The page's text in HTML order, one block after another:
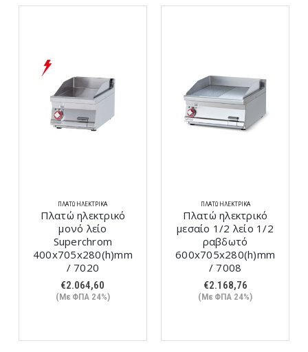
ΠΛΑΤΏ ΗΛΕΚΤΡΙΚΆ
Πλατώ ηλεκτρικό
μονό λείο
Superchrom
400x705x280(h)mm
/ 7020
€2.064,60
(Με ΦΠΑ 24%)
ΠΛΑΤΏ ΗΛΕΚΤΡΙΚΆ
Πλατώ ηλεκτρικό
μεσαίο 1/2 λείο 1/2
ραβδωτό
600x705x280(h)mm
/ 7008
€2.168,76
(Με ΦΠΑ 24%)